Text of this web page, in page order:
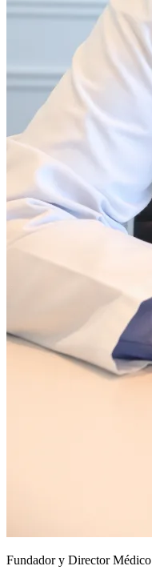
Fundador y Director Médico